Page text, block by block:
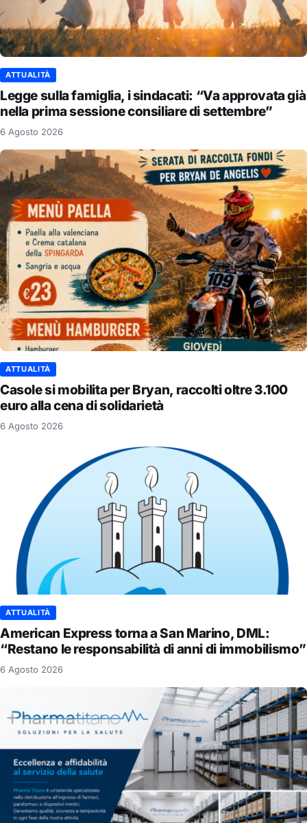
ATTUALITÀ
Legge sulla famiglia, i sindacati: “Va approvata già
nella prima sessione consiliare di settembre”
6 Agosto 2026
ATTUALITÀ
Casole si mobilita per Bryan, raccolti oltre 3.100
euro alla cena di solidarietà
6 Agosto 2026
ATTUALITÀ
American Express torna a San Marino, DML:
“Restano le responsabilità di anni di immobilismo”
6 Agosto 2026